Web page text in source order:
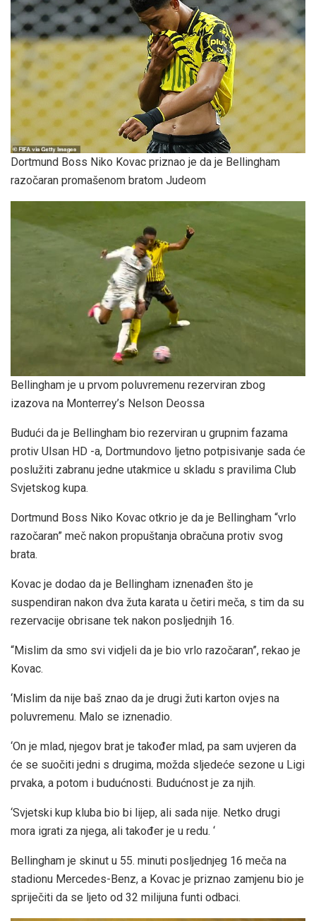
Dortmund Boss Niko Kovac priznao je da je Bellingham
razočaran promašenom bratom Judeom
Bellingham je u prvom poluvremenu rezerviran zbog
izazova na Monterrey’s Nelson Deossa
Budući da je Bellingham bio rezerviran u grupnim fazama
protiv Ulsan HD -a, Dortmundovo ljetno potpisivanje sada će
poslužiti zabranu jedne utakmice u skladu s pravilima Club
Svjetskog kupa.
Dortmund Boss Niko Kovac otkrio je da je Bellingham “vrlo
razočaran” meč nakon propuštanja obračuna protiv svog
brata.
Kovac je dodao da je Bellingham iznenađen što je
suspendiran nakon dva žuta karata u četiri meča, s tim da su
rezervacije obrisane tek nakon posljednjih 16.
“Mislim da smo svi vidjeli da je bio vrlo razočaran”, rekao je
Kovac.
‘Mislim da nije baš znao da je drugi žuti karton ovjes na
poluvremenu. Malo se iznenadio.
‘On je mlad, njegov brat je također mlad, pa sam uvjeren da
će se suočiti jedni s drugima, možda sljedeće sezone u Ligi
prvaka, a potom i budućnosti. Budućnost je za njih.
‘Svjetski kup kluba bio bi lijep, ali sada nije. Netko drugi
mora igrati za njega, ali također je u redu. ‘
Bellingham je skinut u 55. minuti posljednjeg 16 meča na
stadionu Mercedes-Benz, a Kovac je priznao zamjenu bio je
spriječiti da se ljeto od 32 milijuna funti odbaci.